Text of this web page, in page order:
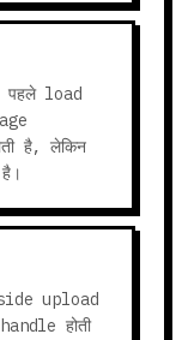
load
है, लेकिन
upload
होती